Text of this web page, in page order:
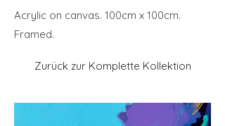
Acrylic on canvas. 100cm x 100cm.
Framed.
Zurück zur Komplette Kollektion